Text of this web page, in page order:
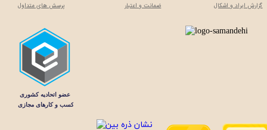
گزارش ایراد و اشکال
ضمانت و اعتبار
پرسش های متداول